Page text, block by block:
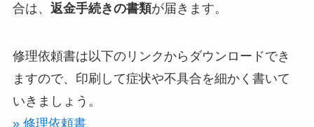
合は、 返金手続きの書類が届きます。
修理依頼書は以下のリンクからダウンロードでき
ますので、印刷して症状や不具合を細かく書いて
いきましょう。
» 修理依頼書